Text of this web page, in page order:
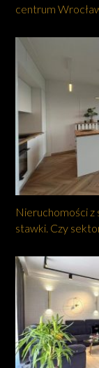
centrum
Nieruchomości z
stawki. Czy